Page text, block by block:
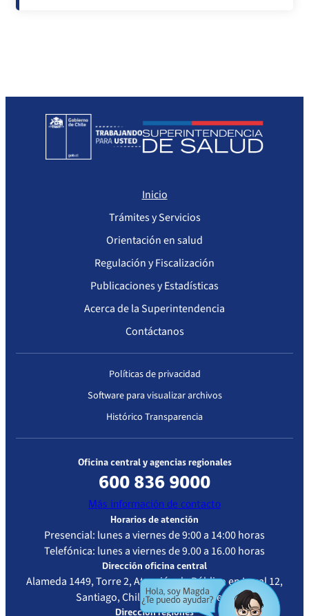
Inicio
Trámites y Servicios
Orientación en salud
Regulación y Fiscalización
Publicaciones y Estadísticas
Acerca de la Superintendencia
Contáctanos
Políticas de privacidad
Software para visualizar archivos
Histórico Transparencia
Oficina central y agencias regionales
600 836 9000
Más información de contacto
Horarios de atención
Presencial: lunes a viernes de 9:00 a 14:00 horas
Telefónica: lunes a viernes de 9.00 a 16.00 horas
Dirección oficina central
Alameda 1449, Torre 2, Atención de Público en Local 12,
Santiago, Chile - Metro La Moneda
Dirección regiones